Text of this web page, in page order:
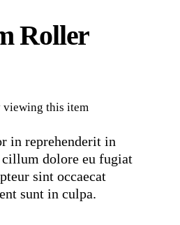
Roller
viewing this item
in reprehenderit in
dolore eu fugiat
sint occaecat
sunt in culpa.